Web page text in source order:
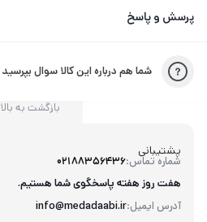
پرسش و پاسخ
شما هم درباره این کالا سوال بپرسید
پشتیبانی
شماره تماس:02188356436
آدرس ایمیل:info@medadaabi.ir
هفت روز هفته پاسخگوی شما هستیم.
بازگشت به بالا